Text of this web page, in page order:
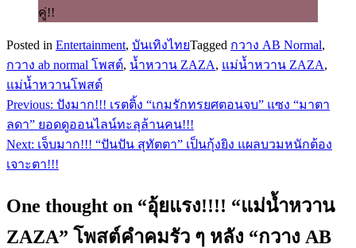
Posted in Entertainment, บันเทิงไทยTagged กวาง AB Normal,
กวาง ab normal โพสต์, น้ำหวาน ZAZA, แม่น้ำหวาน ZAZA,
แม่น้ำหวานโพสต์
แนะแนว
เรื่อง
Previous: ปังมาก!!! เรตติ้ง “เกมรักทรยศตอนจบ” แซง “มาตา
ลดา” ยอดดูออนไลน์ทะลุล้านคน!!!
Next: เจ็บมาก!!! “ปันปัน สุทัตตา” เป็นกุ้งยิง แผลบวมหนักต้อง
เจาะตา!!!
One thought on “อุ้ยแรง!!!! “แม่น้ำหวาน
ZAZA” โพสต์คำคมรัว ๆ หลัง “กวาง AB